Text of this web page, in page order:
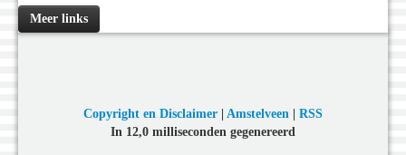
Meer links
Copyright en Disclaimer Amstelveen
RSS
In 12,0 milliseconden gegenereerd